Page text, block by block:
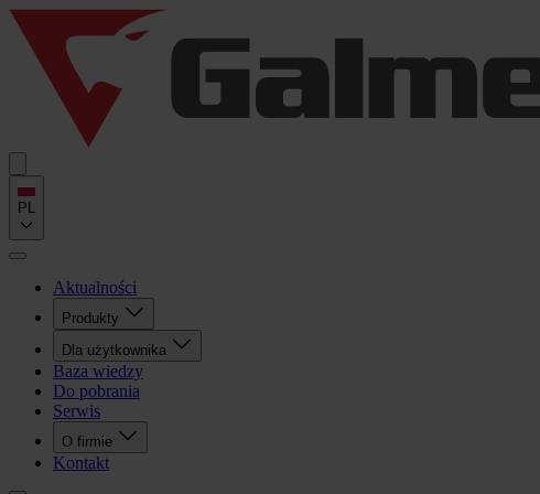
PL
Aktualności
Produkty
Dla użytkownika
Baza wiedzy
Do pobrania
Serwis
O firmie
Kontakt